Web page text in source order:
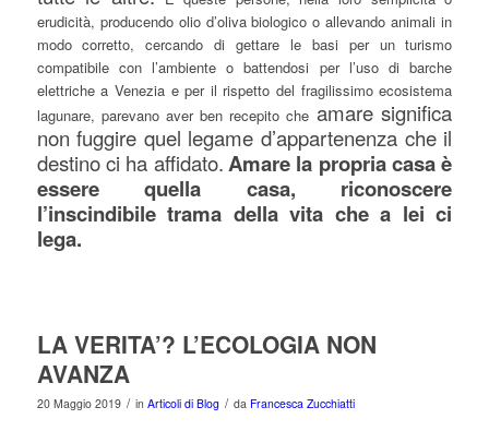
erudicità, producendo olio d’oliva biologico o allevando animali in
modo corretto, cercando di gettare le basi per un turismo
compatibile con l’ambiente o battendosi per l’uso di barche
elettriche a Venezia e per il rispetto del fragilissimo ecosistema
lagunare, parevano aver ben recepito che amare significa
non fuggire quel legame d’appartenenza che il
destino ci ha affidato.Amare la propria casa è
essere quella casa, riconoscere
l’inscindibile trama della vita che a lei ci
lega.
LA VERITA’? L’ECOLOGIA NON
AVANZA
20 Maggio 2019 / in Articoli di Blog / da Francesca Zucchiatti